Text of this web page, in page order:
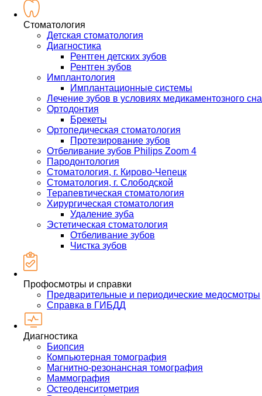
Стоматология
Детская стоматология
Диагностика
Рентген детских зубов
Рентген зубов
Имплантология
Имплантационные системы
Лечение зубов в условиях медикаментозного сна
Ортодонтия
Брекеты
Ортопедическая стоматология
Протезирование зубов
Отбеливание зубов Philips Zoom 4
Пародонтология
Стоматология, г. Кирово-Чепецк
Стоматология, г. Слободской
Терапевтическая стоматология
Хирургическая стоматология
Удаление зуба
Эстетическая стоматология
Отбеливание зубов
Чистка зубов
Профосмотры и справки
Предварительные и периодические медосмотры
Справка в ГИБДД
Диагностика
Биопсия
Компьютерная томография
Магнитно-резонансная томография
Маммография
Остеоденситометрия